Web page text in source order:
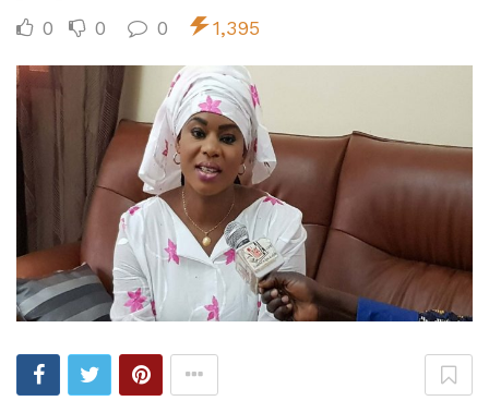
0 0 0 1,395